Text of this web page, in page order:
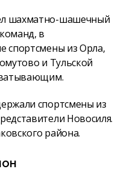
шахматно-шашечный
в
спортсмены из Орла,
и Тульской
спортсмены из
Новосиля.
района.